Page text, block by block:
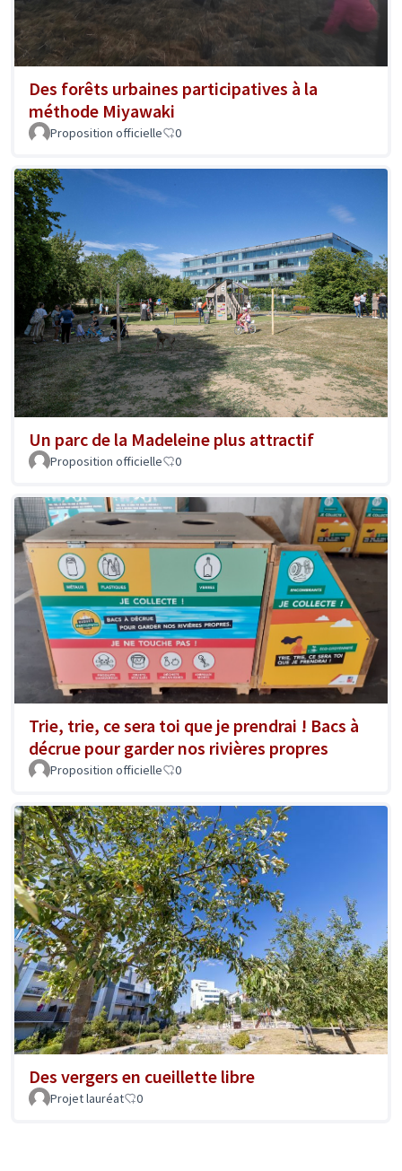
Des forêts urbaines participatives à la
méthode Miyawaki
Proposition officielle 0
Un parc de la Madeleine plus attractif
Proposition officielle 0
Trie, trie, ce sera toi que je prendrai ! Bacs à
décrue pour garder nos rivières propres
Proposition officielle 0
Des vergers en cueillette libre
Projet lauréat 0